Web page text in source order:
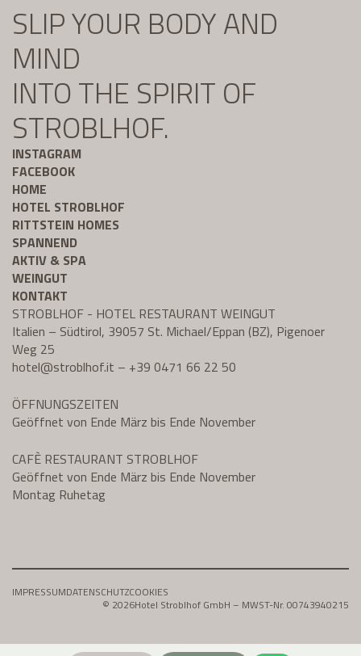
SLIP YOUR BODY AND
MIND
INTO THE SPIRIT OF
STROBLHOF.
INSTAGRAM
FACEBOOK
HOME
HOTEL STROBLHOF
RITTSTEIN HOMES
SPANNEND
AKTIV & SPA
WEINGUT
KONTAKT
STROBLHOF - HOTEL RESTAURANT WEINGUT
Italien – Südtirol, 39057 St. Michael/Eppan (BZ), Pigenoer
Weg 25
hotel@stroblhof.it – +39 0471 66 22 50
ÖFFNUNGSZEITEN
Geöffnet von Ende März bis Ende November
CAFÈ RESTAURANT STROBLHOF
Geöffnet von Ende März bis Ende November
Montag Ruhetag
IMPRESSUMDATENSCHUTZCOOKIES
© 2026Hotel Stroblhof GmbH – MWST-Nr. 00743940215